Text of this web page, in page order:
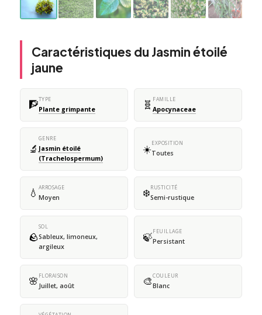
Caractéristiques du Jasmin étoilé
jaune
🧗TYPE
Plante grimpante 🧬 FAMILLE
Apocynaceae
🔬
GENRE
Jasmin étoilé
(Trachelospermum)
☀️EXPOSITION
Toutes
💧 ARROSAGE
Moyen ❄️RUSTICITÉ
Semi-rustique
🪨
SOL
Sableux, limoneux,
argileux
🍃FEUILLAGE
Persistant
🌸 FLORAISON
Juillet, août 🎨COULEUR
Blanc